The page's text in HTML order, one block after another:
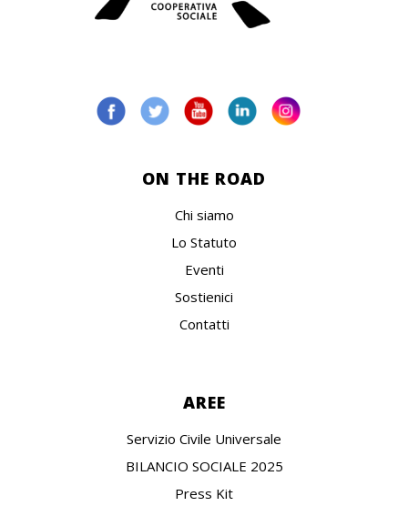
ON THE ROAD
Chi siamo
Lo Statuto
Eventi
Sostienici
Contatti
AREE
Servizio Civile Universale
BILANCIO SOCIALE 2025
Press Kit